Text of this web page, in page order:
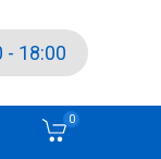
- 18:00
0